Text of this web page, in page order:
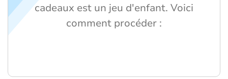
cadeaux est un jeu d'enfant. Voici
comment procéder :